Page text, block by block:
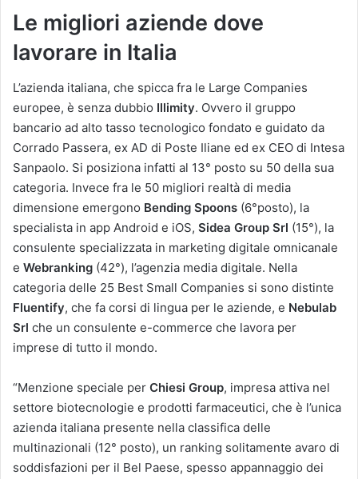
Le migliori aziende dove
lavorare in Italia
L’azienda italiana, che spicca fra le Large Companies
europee, è senza dubbio Illimity. Ovvero il gruppo
bancario ad alto tasso tecnologico fondato e guidato da
Corrado Passera, ex AD di Poste Iliane ed ex CEO di Intesa
Sanpaolo. Si posiziona infatti al 13° posto su 50 della sua
categoria. Invece fra le 50 migliori realtà di media
dimensione emergono Bending Spoons (6°posto), la
specialista in app Android e iOS, Sidea Group Srl (15°), la
consulente specializzata in marketing digitale omnicanale
e Webranking (42°), l’agenzia media digitale. Nella
categoria delle 25 Best Small Companies si sono distinte
Fluentify, che fa corsi di lingua per le aziende, e Nebulab
Srl che un consulente e-commerce che lavora per
imprese di tutto il mondo.
“Menzione speciale per Chiesi Group, impresa attiva nel
settore biotecnologie e prodotti farmaceutici, che è l’unica
azienda italiana presente nella classifica delle
multinazionali (12° posto), un ranking solitamente avaro di
soddisfazioni per il Bel Paese, spesso appannaggio dei